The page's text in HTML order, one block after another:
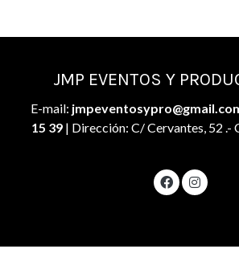
JMP EVENTOS Y
E-mail:
15 39 | Dirección: C/ Cervantes, 52 .-